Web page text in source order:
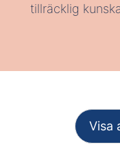
tillräcklig